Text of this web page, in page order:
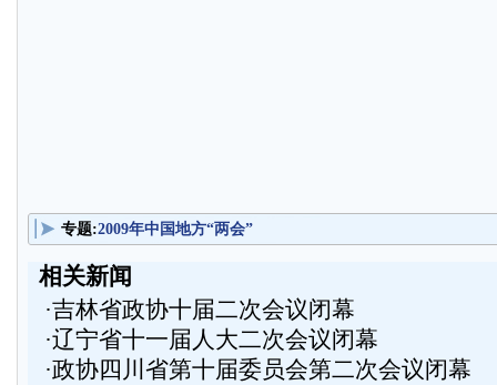
专题:2009年中国地方“两会”
相关新闻
·吉林省政协十届二次会议闭幕
·辽宁省十一届人大二次会议闭幕
·政协四川省第十届委员会第二次会议闭幕